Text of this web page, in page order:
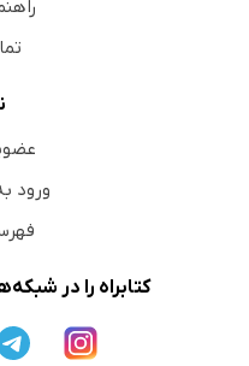
ورود
کتابراه را در